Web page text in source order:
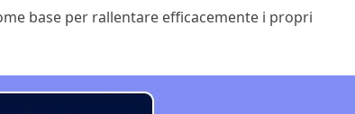
base per rallentare efficacemente i propri